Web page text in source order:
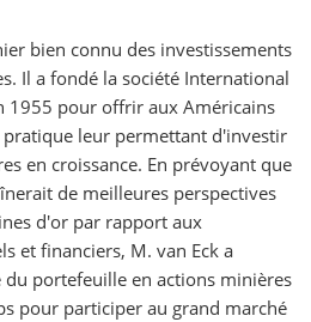
bien connu des investissements
Il a fondé la société International
1955 pour offrir aux Américains
leur permettant d'investir
en croissance. En prévoyant que
de meilleures perspectives
d'or par rapport aux
et financiers, M. van Eck a
portefeuille en actions minières
pour participer au grand marché